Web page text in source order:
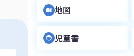
地図
児童書